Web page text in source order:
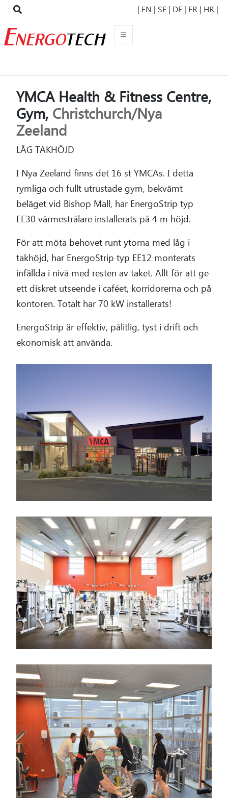
| EN | SE | DE | FR | HR |
YMCA Health & Fitness Centre,
Gym, Christchurch/Nya
Zeeland
LÅG TAKHÖJD
I Nya Zeeland finns det 16 st YMCAs. I detta
rymliga och fullt utrustade gym, bekvämt
beläget vid Bishop Mall, har EnergoStrip typ
EE30 värmestrålare installerats på 4 m höjd.
För att möta behovet runt ytorna med låg i
takhöjd, har EnergoStrip typ EE12 monterats
infällda i nivå med resten av taket. Allt för att ge
ett diskret utseende i caféet, korridorerna och på
kontoren. Totalt har 70 kW installerats!
EnergoStrip är effektiv, pålitlig, tyst i drift och
ekonomisk att använda.